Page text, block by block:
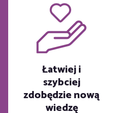
Łatwiej i
szybciej
zdobędzie nową
wiedzę